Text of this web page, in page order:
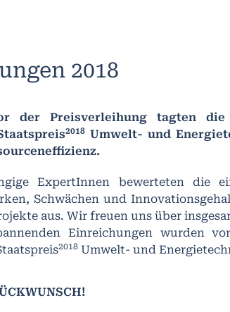
2018
der Preisverleihung tagten
2018Umwelt- und
ExpertInnen bewerteten die
Schwächen und
aus. Wir freuen uns über
Einreichungen wurden
2018Umwelt- und